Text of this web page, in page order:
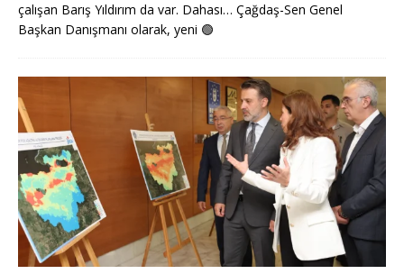
çalışan Barış Yıldırım da var. Dahası… Çağdaş-Sen Genel
Başkan Danışmanı olarak, yeni 🟢